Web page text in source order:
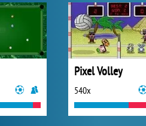
Pixel Volley
540x